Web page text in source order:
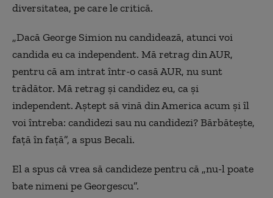
diversitatea, pe care le critică.
„Dacă George Simion nu candidează, atunci voi
candida eu ca independent. Mă retrag din AUR,
pentru că am intrat într-o casă AUR, nu sunt
trădător. Mă retrag și candidez eu, ca și
independent. Aștept să vină din America acum și îl
voi întreba: candidezi sau nu candidezi? Bărbătește,
față în față”, a spus Becali.
El a spus că vrea să candideze pentru că „nu-l poate
bate nimeni pe Georgescu”.